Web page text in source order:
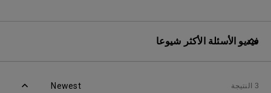
فيديو الأسئلة الأكثر شيوعا
3 النتيجة Newest